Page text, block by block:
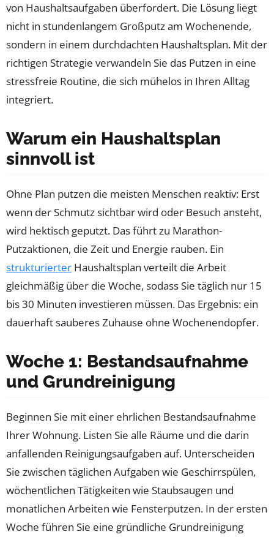
von Haushaltsaufgaben überfordert. Die Lösung liegt
nicht in stundenlangem Großputz am Wochenende,
sondern in einem durchdachten Haushaltsplan. Mit der
richtigen Strategie verwandeln Sie das Putzen in eine
stressfreie Routine, die sich mühelos in Ihren Alltag
integriert.
Warum ein Haushaltsplan
sinnvoll ist
Ohne Plan putzen die meisten Menschen reaktiv: Erst
wenn der Schmutz sichtbar wird oder Besuch ansteht,
wird hektisch geputzt. Das führt zu Marathon-
Putzaktionen, die Zeit und Energie rauben. Ein
strukturierter Haushaltsplan verteilt die Arbeit
gleichmäßig über die Woche, sodass Sie täglich nur 15
bis 30 Minuten investieren müssen. Das Ergebnis: ein
dauerhaft sauberes Zuhause ohne Wochenendopfer.
Woche 1: Bestandsaufnahme
und Grundreinigung
Beginnen Sie mit einer ehrlichen Bestandsaufnahme
Ihrer Wohnung. Listen Sie alle Räume und die darin
anfallenden Reinigungsaufgaben auf. Unterscheiden
Sie zwischen täglichen Aufgaben wie Geschirrspülen,
wöchentlichen Tätigkeiten wie Staubsaugen und
monatlichen Arbeiten wie Fensterputzen. In der ersten
Woche führen Sie eine gründliche Grundreinigung